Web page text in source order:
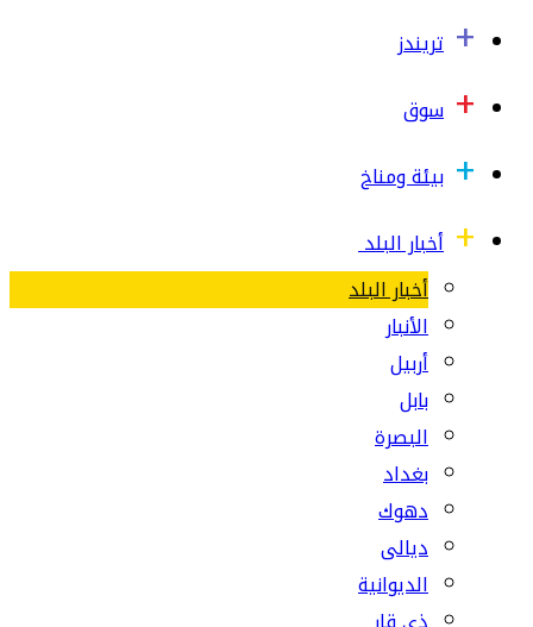
تريندز
سوق
بيئة ومناخ
أخبار البلد
أخبار البلد
الأنبار
أربيل
بابل
البصرة
بغداد
دهوك
ديالى
الديوانية